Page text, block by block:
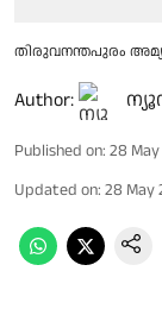
തിരുവനന്തപുരം
Author:
Published on: 28
Updated on: 28 May